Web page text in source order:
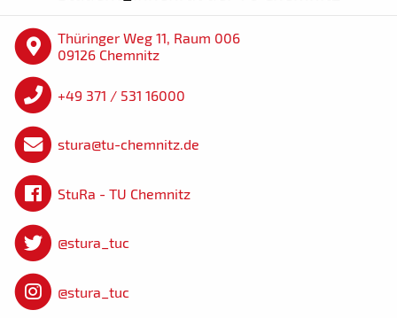
Thüringer Weg 11, Raum 006
09126 Chemnitz
+49 371 / 531 16000
stura@tu-chemnitz.de
StuRa - TU Chemnitz
@stura_tuc
@stura_tuc